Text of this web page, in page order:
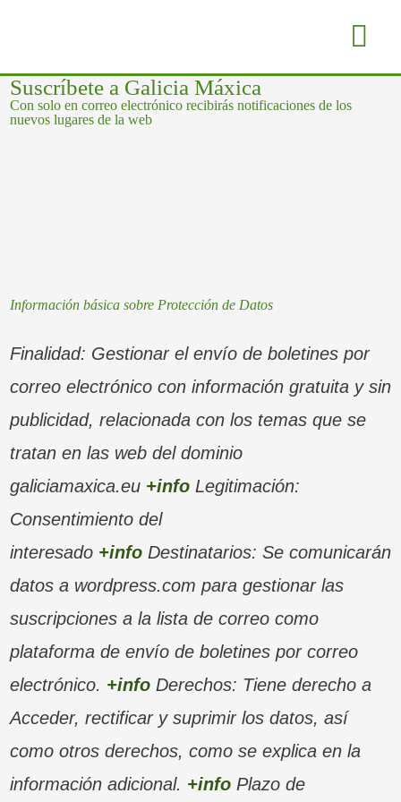
contenido
Suscríbete a Galicia Máxica
Con solo en correo electrónico recibirás notificaciones de los
nuevos lugares de la web
Información básica sobre Protección de Datos
Finalidad: Gestionar el envío de boletines por
correo electrónico con información gratuita y sin
publicidad, relacionada con los temas que se
tratan en las web del dominio
galiciamaxica.eu +infoLegitimación:
Consentimiento del
interesado +infoDestinatarios: Se comunicarán
datos a wordpress.com para gestionar las
suscripciones a la lista de correo como
plataforma de envío de boletines por correo
electrónico. +infoDerechos: Tiene derecho a
Acceder, rectificar y suprimir los datos, así
como otros derechos, como se explica en la
información adicional. +infoPlazo de